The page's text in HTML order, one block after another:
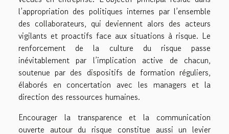
l’appropriation des politiques internes par l’ensemble
des collaborateurs, qui deviennent alors des acteurs
vigilants et proactifs face aux situations à risque. Le
renforcement de la culture du risque passe
inévitablement par l’implication active de chacun,
soutenue par des dispositifs de formation réguliers,
élaborés en concertation avec les managers et la
direction des ressources humaines.
Encourager la transparence et la communication
ouverte autour du risque constitue aussi un levier